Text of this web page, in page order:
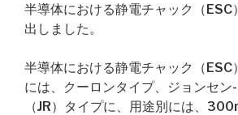
半導体における静電チャック（ESC
出しました。
半導体における静電チャック（ESC
には、クーロンタイプ、ジョンセン
（JR）タイプに、用途別には、